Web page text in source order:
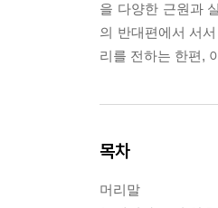
을 다양한 근원과
의 반대편에서 서
리를 전하는 한편,
목차
머리말